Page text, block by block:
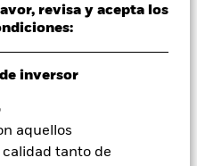
revisa y acepta los
inversor
aquellos
tanto de
2026 Morningstar Rating